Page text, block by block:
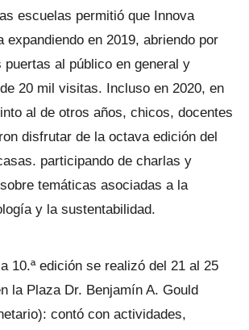
escuelas permitió que Innova
expandiendo en 2019, abriendo por
puertas al público en general y
20 mil visitas. Incluso en 2020, en
al de otros años, chicos, docentes
disfrutar de la octava edición del
participando de charlas y
temáticas asociadas a la
y la sustentabilidad.
10.ª edición se realizó del 21 al 25
la Plaza Dr. Benjamín A. Gould
contó con actividades,